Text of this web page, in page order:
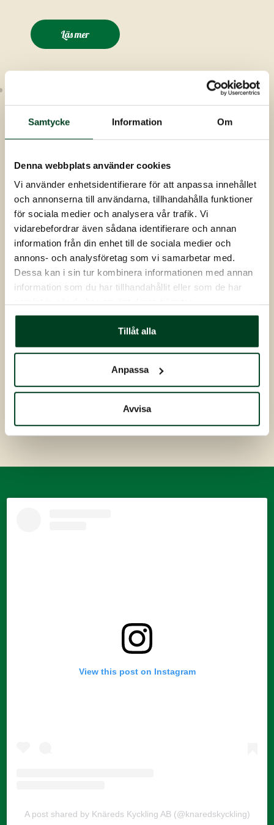
Samtycke Information Om
Denna webbplats använder cookies
Vi använder enhetsidentifierare för att anpassa innehållet
och annonserna till användarna, tillhandahålla funktioner
för sociala medier och analysera vår trafik. Vi
vidarebefordrar även sådana identifierare och annan
information från din enhet till de sociala medier och
annons- och analysföretag som vi samarbetar med.
Dessa kan i sin tur kombinera informationen med annan
information som du har tillhandahållit eller som de har
Tillåt alla
Anpassa
Avvisa
Läs mer
Betyg från våra kunder
Knäreds Kyckling AB
4.9
Baserat på 188 recensioner
recensera oss på
Jättefin kyckling. Stort utbud att välja på. Bra pris.
Bara att fylla upp frysen med kyckling
View this post on Instagram
A post shared by Knäreds Kyckling AB (@knaredskyckling)